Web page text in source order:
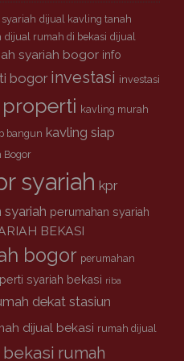
dijual kavling tanah
dijual rumah di bekasi dijual
syariah bogor info
bogor investasi investasi
kavling murah
bangun kavling siap
Bogor
syariah kpr
syariah perumahan syariah
BEKASI
bogor perumahan
syariah bekasi riba
dekat stasiun
dijual bekasi rumah dijual
rumah